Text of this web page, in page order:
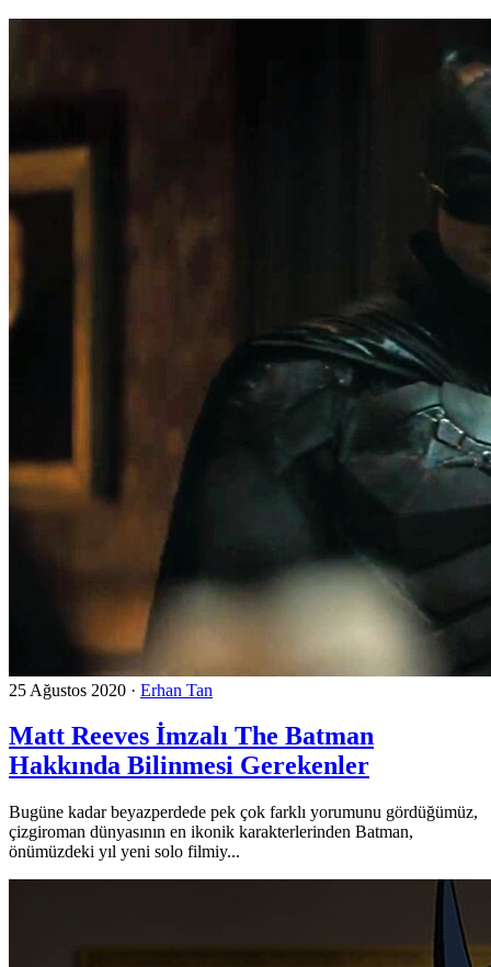
25 Ağustos 2020 · Erhan Tan
Matt Reeves İmzalı The Batman
Hakkında Bilinmesi Gerekenler
Bugüne kadar beyazperdede pek çok farklı yorumunu gördüğümüz,
çizgiroman dünyasının en ikonik karakterlerinden Batman,
önümüzdeki yıl yeni solo filmiy...